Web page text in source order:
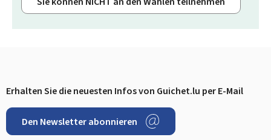
Footer
Erhalten Sie die neuesten Infos von Guichet.lu per E-Mail
Den Newsletter abonnieren